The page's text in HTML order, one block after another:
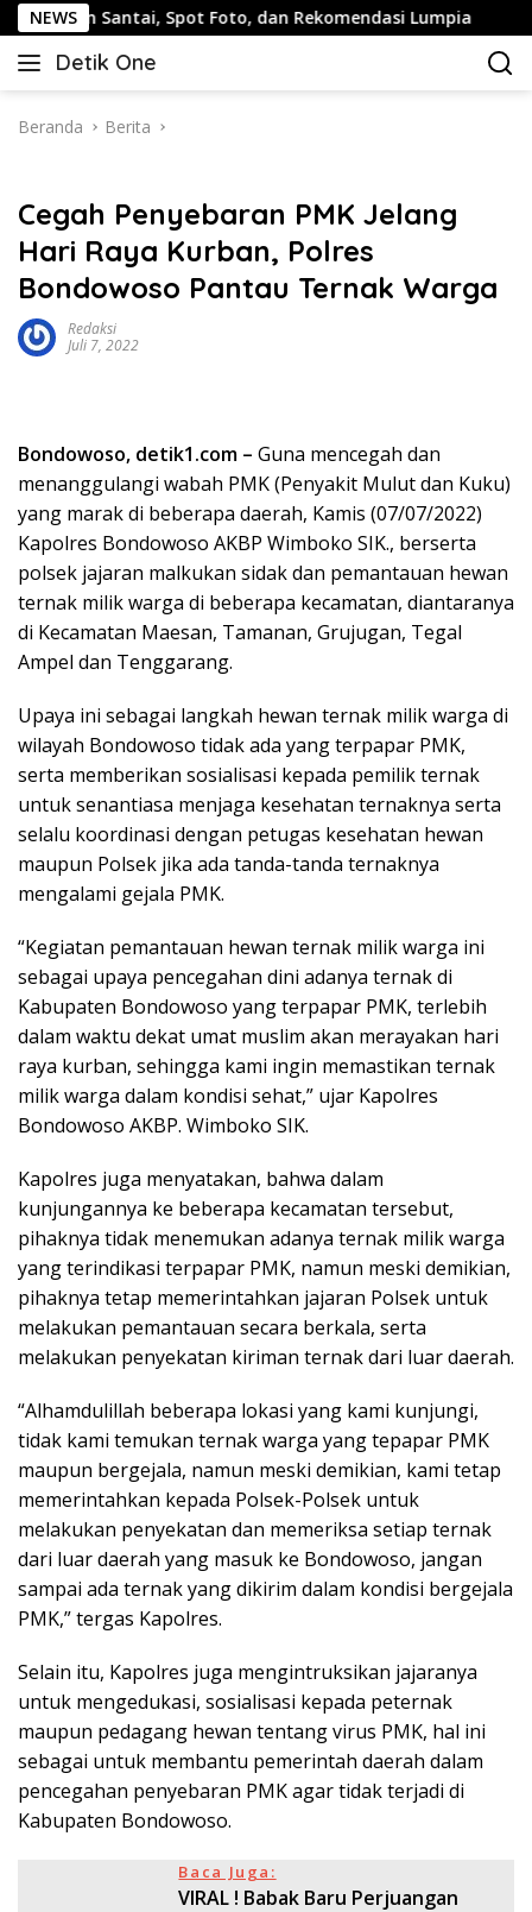
Langsung
ke
konten
NEWS
Santai, Spot Foto, dan Rekomendasi Lumpia
Detik One
Tajam
Fakta
Beranda Berita
Cegah Penyebaran PMK Jelang
Hari Raya Kurban, Polres
Bondowoso Pantau Ternak Warga
Redaksi
Juli 7, 2022
Bondowoso, detik1.com – Guna mencegah dan
menanggulangi wabah PMK (Penyakit Mulut dan Kuku)
yang marak di beberapa daerah, Kamis (07/07/2022)
Kapolres Bondowoso AKBP Wimboko SIK., berserta
polsek jajaran malkukan sidak dan pemantauan hewan
ternak milik warga di beberapa kecamatan, diantaranya
di Kecamatan Maesan, Tamanan, Grujugan, Tegal
Ampel dan Tenggarang.
Upaya ini sebagai langkah hewan ternak milik warga di
wilayah Bondowoso tidak ada yang terpapar PMK,
serta memberikan sosialisasi kepada pemilik ternak
untuk senantiasa menjaga kesehatan ternaknya serta
selalu koordinasi dengan petugas kesehatan hewan
maupun Polsek jika ada tanda-tanda ternaknya
mengalami gejala PMK.
“Kegiatan pemantauan hewan ternak milik warga ini
sebagai upaya pencegahan dini adanya ternak di
Kabupaten Bondowoso yang terpapar PMK, terlebih
dalam waktu dekat umat muslim akan merayakan hari
raya kurban, sehingga kami ingin memastikan ternak
milik warga dalam kondisi sehat,” ujar Kapolres
Bondowoso AKBP. Wimboko SIK.
Kapolres juga menyatakan, bahwa dalam
kunjungannya ke beberapa kecamatan tersebut,
pihaknya tidak menemukan adanya ternak milik warga
yang terindikasi terpapar PMK, namun meski demikian,
pihaknya tetap memerintahkan jajaran Polsek untuk
melakukan pemantauan secara berkala, serta
melakukan penyekatan kiriman ternak dari luar daerah.
“Alhamdulillah beberapa lokasi yang kami kunjungi,
tidak kami temukan ternak warga yang tepapar PMK
maupun bergejala, namun meski demikian, kami tetap
memerintahkan kepada Polsek-Polsek untuk
melakukan penyekatan dan memeriksa setiap ternak
dari luar daerah yang masuk ke Bondowoso, jangan
sampai ada ternak yang dikirim dalam kondisi bergejala
PMK,” tergas Kapolres.
Selain itu, Kapolres juga mengintruksikan jajaranya
untuk mengedukasi, sosialisasi kepada peternak
maupun pedagang hewan tentang virus PMK, hal ini
sebagai untuk membantu pemerintah daerah dalam
pencegahan penyebaran PMK agar tidak terjadi di
Kabupaten Bondowoso.
Baca Juga:
VIRAL ! Babak Baru Perjuangan